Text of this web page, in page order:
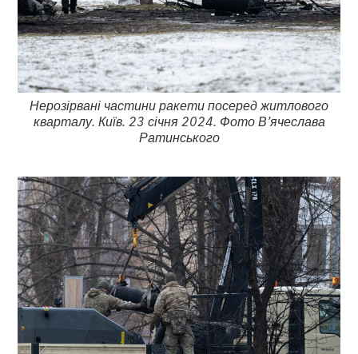
Нерозірвані частини ракети посеред житлового
кварталу. Київ. 23 січня 2024. Фото В’ячеслава
Ратинського